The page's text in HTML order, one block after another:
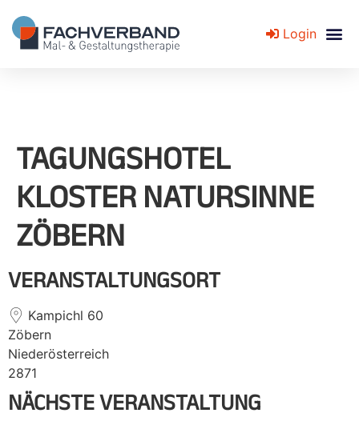
Login
TAGUNGSHOTEL
KLOSTER NATURSINNE
ZÖBERN
VERANSTALTUNGSORT
Kampichl 60
Zöbern
Niederösterreich
2871
NÄCHSTE VERANSTALTUNG